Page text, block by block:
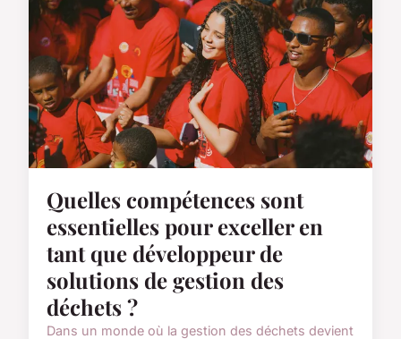
Quelles compétences sont
essentielles pour exceller en
tant que développeur de
solutions de gestion des
déchets ?
Dans un monde où la gestion des déchets devient